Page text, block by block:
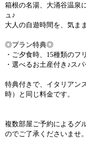
箱根の名湯、大涌谷温泉
ュ♪
大人の自遊時間を、気ま
◎プラン特典◎
・ご夕食時、15種類のフ
・選べるお土産付き♪ス
特典付きで、イタリアン
時）と同じ料金です。
複数部屋ご予約によるグ
のでご了承くださいませ。